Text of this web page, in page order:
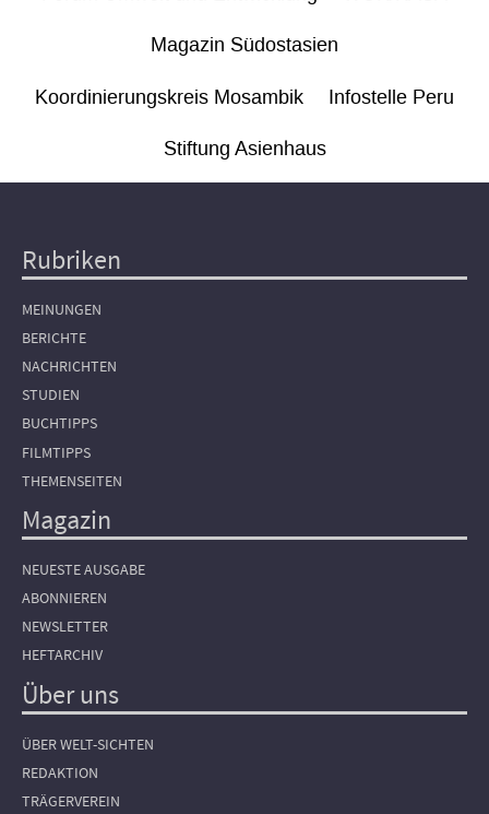
Magazin Südostasien
Koordinierungskreis Mosambik Infostelle Peru
Stiftung Asienhaus
Hauptnavigation
Rubriken
MEINUNGEN
BERICHTE
NACHRICHTEN
STUDIEN
BUCHTIPPS
FILMTIPPS
THEMENSEITEN
Magazin
NEUESTE AUSGABE
ABONNIEREN
NEWSLETTER
HEFTARCHIV
Über uns
ÜBER WELT-SICHTEN
REDAKTION
TRÄGERVEREIN